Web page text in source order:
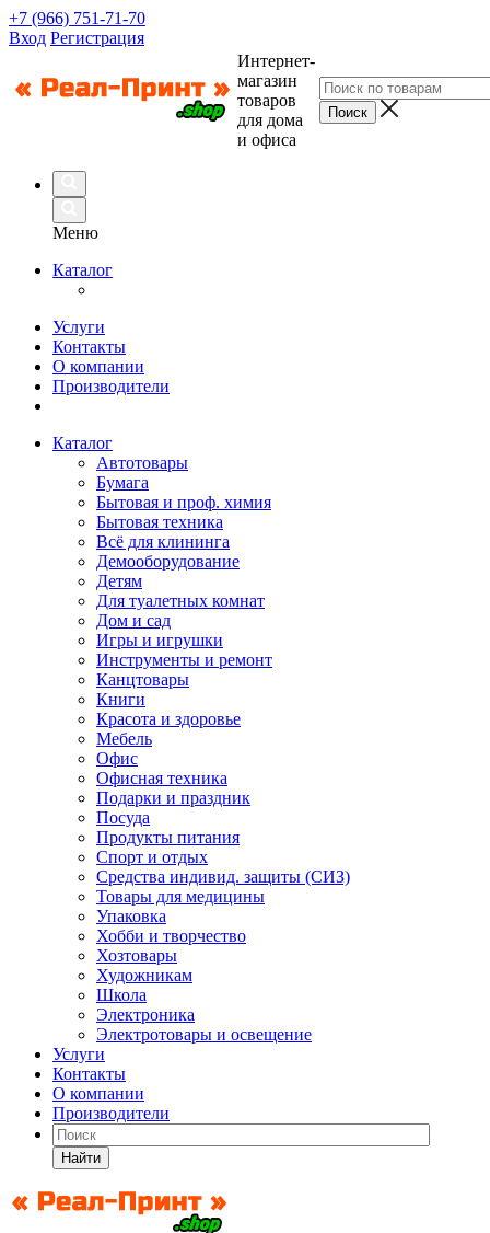
+7 (966) 751-71-70
Вход Регистрация
Интернет-
магазин
товаров
для дома
и офиса
Меню
Каталог
Услуги
Контакты
О компании
Производители
Каталог
Автотовары
Бумага
Бытовая и проф. химия
Бытовая техника
Всё для клининга
Демооборудование
Детям
Для туалетных комнат
Дом и сад
Игры и игрушки
Инструменты и ремонт
Канцтовары
Книги
Красота и здоровье
Мебель
Офис
Офисная техника
Подарки и праздник
Посуда
Продукты питания
Спорт и отдых
Средства индивид. защиты (СИЗ)
Товары для медицины
Упаковка
Хобби и творчество
Хозтовары
Художникам
Школа
Электроника
Электротовары и освещение
Услуги
Контакты
О компании
Производители
Найти